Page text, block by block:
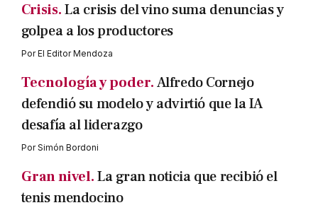
Crisis.La crisis del vino suma denuncias y
golpea a los productores
PorEl Editor Mendoza
Tecnología y poder.Alfredo Cornejo
defendió su modelo y advirtió que la IA
desafía al liderazgo
PorSimón Bordoni
Gran nivel.La gran noticia que recibió el
tenis mendocino